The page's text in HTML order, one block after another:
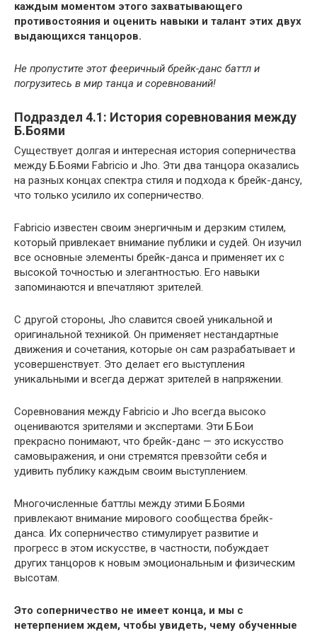
каждым моментом этого захватывающего
противостояния и оценить навыки и талант этих двух
выдающихся танцоров.
Не пропустите этот фееричный брейк-данс баттл и
погрузитесь в мир танца и соревнований!
Подраздел 4.1: История соревнования между
Б.Боями
Существует долгая и интересная история соперничества
между Б.Боями Fabricio и Jho. Эти два танцора оказались
на разных концах спектра стиля и подхода к брейк-дансу,
что только усилило их соперничество.
Fabricio известен своим энергичным и дерзким стилем,
который привлекает внимание публики и судей. Он изучил
все основные элементы брейк-данса и применяет их с
высокой точностью и элегантностью. Его навыки
запоминаются и впечатляют зрителей.
С другой стороны, Jho славится своей уникальной и
оригинальной техникой. Он применяет нестандартные
движения и сочетания, которые он сам разрабатывает и
усовершенствует. Это делает его выступления
уникальными и всегда держат зрителей в напряжении.
Соревнования между Fabricio и Jho всегда высоко
оцениваются зрителями и экспертами. Эти Б.Бои
прекрасно понимают, что брейк-данс — это искусство
самовыражения, и они стремятся превзойти себя и
удивить публику каждым своим выступлением.
Многочисленные баттлы между этими Б.Боями
привлекают внимание мирового сообщества брейк-
данса. Их соперничество стимулирует развитие и
прогресс в этом искусстве, в частности, побуждает
других танцоров к новым эмоциональным и физическим
высотам.
Это соперничество не имеет конца, и мы с
нетерпением ждем, чтобы увидеть, чему обученные